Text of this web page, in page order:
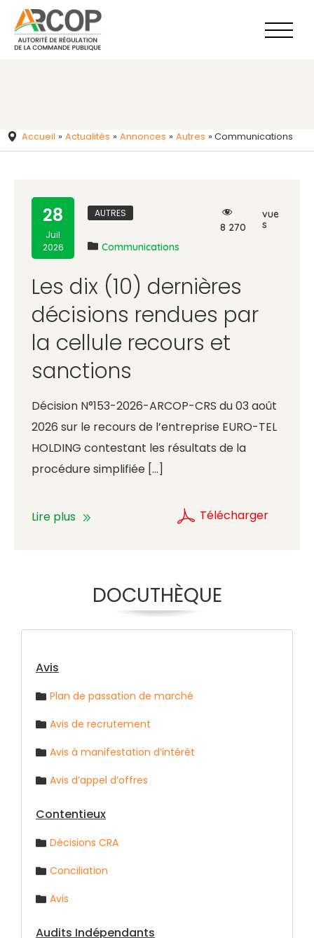
contenu
Accueil » Actualités » Annonces​ » Autres » Communications
28
Juil
2026
AUTRES
Communications
8 270
vue
s
Les dix (10) dernières
décisions rendues par
la cellule recours et
sanctions
Décision N°153-2026-ARCOP-CRS du 03 août
2026 sur le recours de l’entreprise EURO-TEL
HOLDING contestant les résultats de la
procédure simplifiée […]
Lire plus Télécharger
DOCUTHÈQUE
Avis
Plan de passation de marché
Avis de recrutement
Avis à manifestation d’intérêt
Avis d’appel d’offres
Contentieux
Décisions CRA
Conciliation
Avis
Audits Indépendants